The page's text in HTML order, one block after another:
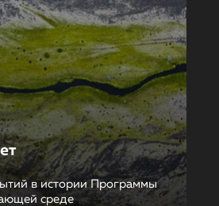
в истории Программы
среде